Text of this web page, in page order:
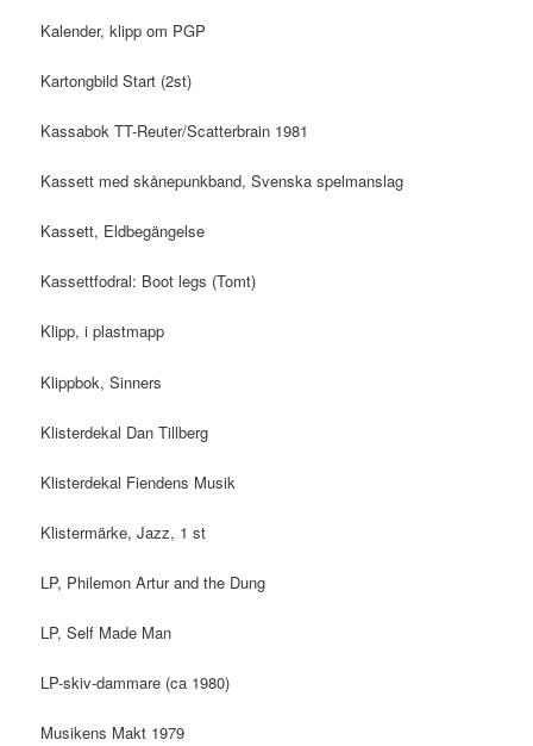
Kalender, klipp om PGP
Kartongbild Start (2st)
Kassabok TT-Reuter/Scatterbrain 1981
Kassett med skånepunkband, Svenska spelmanslag
Kassett, Eldbegängelse
Kassettfodral: Boot legs (Tomt)
Klipp, i plastmapp
Klippbok, Sinners
Klisterdekal Dan Tillberg
Klisterdekal Fiendens Musik
Klistermärke, Jazz, 1 st
LP, Philemon Artur and the Dung
LP, Self Made Man
LP-skiv-dammare (ca 1980)
Musikens Makt 1979